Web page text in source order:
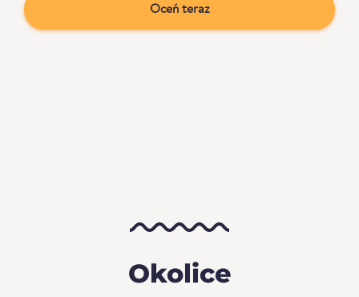
Oceń teraz
Okolice